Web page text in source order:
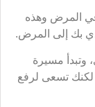
في المرض وهذه
بك إلى المرض.
وتبدأ مسيرة
لكنك تسعى لرفع